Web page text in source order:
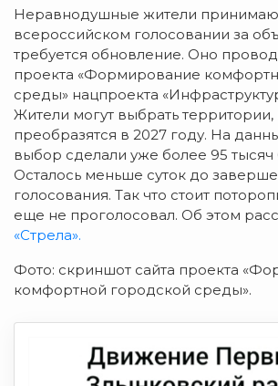
Неравнодушные жители
всероссийском голосовании за
требуется обновление. Оно
проекта «Формирование
среды» нацпроекта
Жители могут выбрать
преобразятся в 2027 году. На
выбор сделали уже более 95 тысяч
Осталось меньше суток до
голосования. Так что стоит
еще не проголосовал. Об этом
«Стрела».
Фото: скриншот сайта проекта
комфортной городской среды».